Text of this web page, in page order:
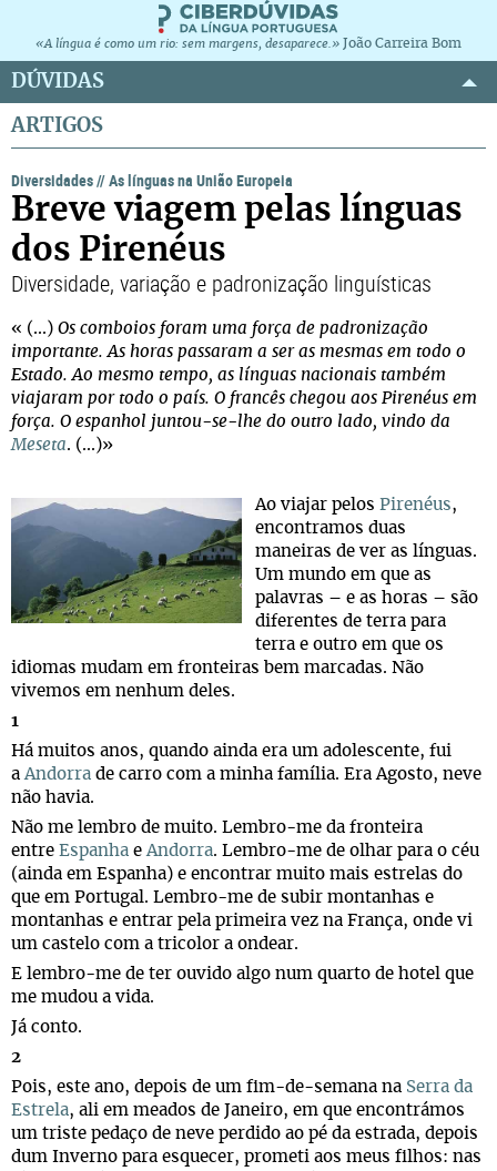
«A língua é como um rio: sem margens, desaparece.» João Carreira Bom
DÚVIDAS
ARTIGOS
Diversidades//As línguas na União Europeia
Breve viagem pelas línguas
dos Pirenéus
Diversidade, variação e padronização linguísticas
« (...) Os comboios foram uma força de padronização
importante. As horas passaram a ser as mesmas em todo o
Estado. Ao mesmo tempo, as línguas nacionais também
viajaram por todo o país. O francês chegou aos Pirenéus em
força. O espanhol juntou-se-lhe do outro lado, vindo da
Meseta. (...)»
Ao viajar pelos Pirenéus,
encontramos duas
maneiras de ver as línguas.
Um mundo em que as
palavras – e as horas – são
diferentes de terra para
terra e outro em que os
idiomas mudam em fronteiras bem marcadas. Não
vivemos em nenhum deles.
1
Há muitos anos, quando ainda era um adolescente, fui
aAndorra de carro com a minha família. Era Agosto, neve
não havia.
Não me lembro de muito. Lembro-me da fronteira
entre Espanha eAndorra. Lembro-me de olhar para o céu
(ainda em Espanha) e encontrar muito mais estrelas do
que em Portugal. Lembro-me de subir montanhas e
montanhas e entrar pela primeira vez na França, onde vi
um castelo com a tricolor a ondear.
E lembro-me de ter ouvido algo num quarto de hotel que
me mudou a vida.
Já conto.
2
Pois, este ano, depois de um fim-de-semana na Serra da
Estrela, ali em meados de Janeiro, em que encontrámos
um triste pedaço de neve perdido ao pé da estrada, depois
dum Inverno para esquecer, prometi aos meus filhos: nas